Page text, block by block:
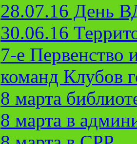
28.07.16 День
30.06.16
7-е Первенство
команд Клубов
8 марта
8 марта в